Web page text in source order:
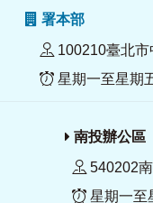
署本部
100210臺北
星期一至星期
南投辦公區
540202
星期一至